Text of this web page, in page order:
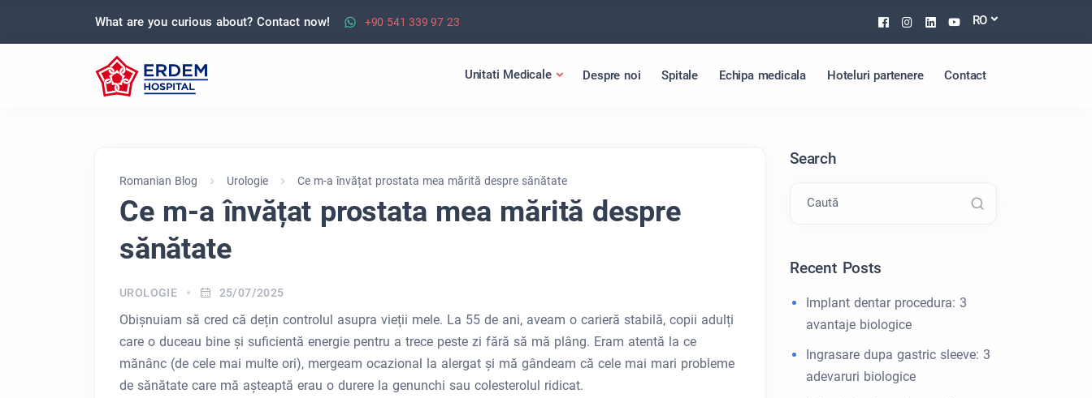
What are you curious about? Contact now! +90 541 339 97 23 Facebook
Instagram
Linkedin
Youtube
RO
Unitati Medicale Despre noi Spitale Echipa medicala Hoteluri partenere Contact
Romanian Blog Urologie Ce m-a învățat prostata mea mărită despre sănătate
Ce m-a învățat prostata mea mărită despre
sănătate
UROLOGIE 25/07/2025
Obișnuiam să cred că dețin controlul asupra vieții mele. La 55 de ani, aveam o carieră stabilă, copii adulți
care o duceau bine și suficientă energie pentru a trece peste zi fără să mă plâng. Eram atentă la ce
mănânc (de cele mai multe ori), mergeam ocazional la alergat și mă gândeam că cele mai mari probleme
de sănătate care mă așteaptă erau o durere la genunchi sau colesterolul ridicat.
Search
Caută
Recent Posts
Implant dentar procedura: 3
avantaje biologice
Ingrasare dupa gastric sleeve: 3
adevaruri biologice